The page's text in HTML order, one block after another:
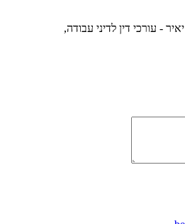
- עורכי דין לדיני עבודה,